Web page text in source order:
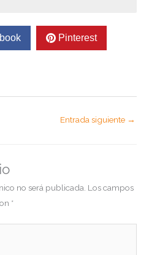
Pinterest
Entrada siguiente →
no será publicada. Los campos
*